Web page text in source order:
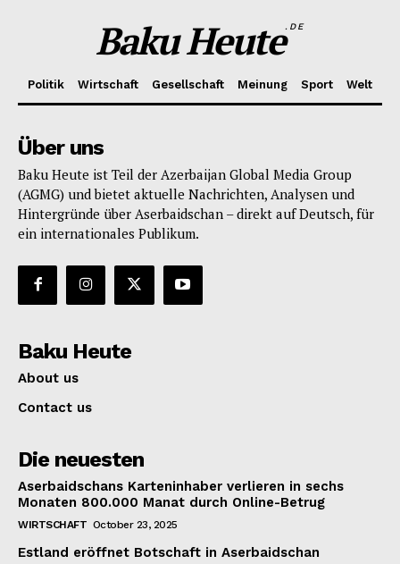
Baku Heute.DE
Politik Wirtschaft Gesellschaft Meinung Sport Welt
Über uns
Baku Heute ist Teil der Azerbaijan Global Media Group
(AGMG) und bietet aktuelle Nachrichten, Analysen und
Hintergründe über Aserbaidschan – direkt auf Deutsch, für
ein internationales Publikum.
Baku Heute
About us
Contact us
Die neuesten
Aserbaidschans Karteninhaber verlieren in sechs
Monaten 800.000 Manat durch Online-Betrug
WIRTSCHAFT October 23, 2025
Estland eröffnet Botschaft in Aserbaidschan